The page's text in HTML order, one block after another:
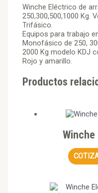
Winche Eléctrico de
250,300,500,1000 Kg.
Trifásico.
Equipos para trabajo
Monofásico de 250,
2000 Kg modelo KDJ
Rojo y amarillo.
Productos
Winche